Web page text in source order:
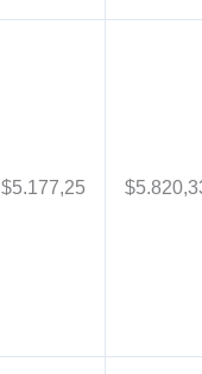
$5.177,25